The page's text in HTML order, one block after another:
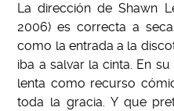
La dirección de Shawn
2006) es correcta a
como la entrada a la
iba a salvar la cinta. En
lenta como recurso
toda la gracia. Y que